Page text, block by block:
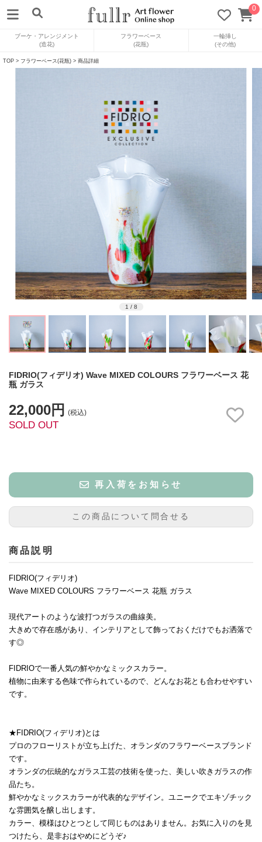
0
ブーケ・アレンジメント
(造花)
フラワーベース
(花瓶)
一輪挿し
(その他)
TOP > フラワーベース(花瓶) > 商品詳細
1 / 8
FIDRIO(フィデリオ) Wave MIXED COLOURS フラワーベース 花
瓶 ガラス
22,000円 (税込)
SOLD OUT
再入荷をお知らせ
この商品について問合せる
商品説明
FIDRIO(フィデリオ)
Wave MIXED COLOURS フラワーベース 花瓶 ガラス
現代アートのような波打つガラスの曲線美。
大きめで存在感があり、インテリアとして飾っておくだけでもお洒落で
す◎
FIDRIOで一番人気の鮮やかなミックスカラー。
植物に由来する色味で作られているので、どんなお花とも合わせやすい
です。
★FIDRIO(フィデリオ)とは
プロのフローリストが立ち上げた、オランダのフラワーベースブランド
です。
オランダの伝統的なガラス工芸の技術を使った、美しい吹きガラスの作
品たち。
鮮やかなミックスカラーが代表的なデザイン。ユニークでエキゾチック
な雰囲気を醸し出します。
カラー、模様はひとつとして同じものはありません。お気に入りのを見
つけたら、是非おはやめにどうぞ♪